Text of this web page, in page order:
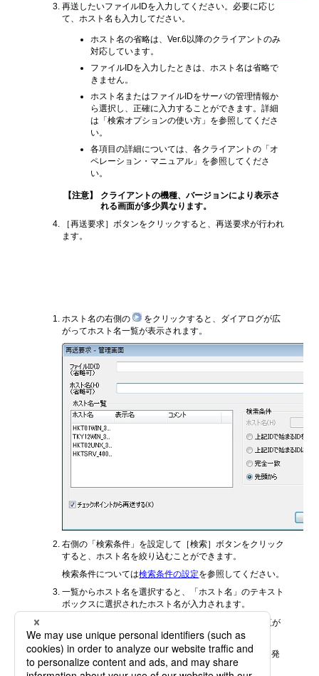
再送したいファイルIDを入力してください。必要に応じ
て、ホスト名も入力してださい。
ホスト名の省略は、Ver.6以降のクライアントのみ
対応しています。
ファイルIDを入力したときは、ホスト名は省略で
きません。
ホスト名またはファイルIDをサーバの管理情報か
ら選択し、正確に入力することができます。詳細
は「検索オプションの使い方」を参照してくださ
い。
各項目の詳細については、各クライアントの「オ
ペレーション・マニュアル」を参照してくださ
い。
【注意】
クライアントの機種、バージョンにより表示さ
れる画面が多少異なります。
［再送要求］ボタンをクリックすると、再送要求が行われ
ます。
ホスト名の右側の
をクリックすると、ダイアログが広
がってホスト名一覧が表示されます。
右側の「検索条件」を設定して［検索］ボタンをクリック
すると、ホスト名を絞り込むことができます。
検索条件については検索条件の設定を参照してください。
一覧からホスト名を選択すると、「ホスト名」のテキスト
ボックスに選択されたホスト名が入力されます。
をクリックすると、ホスト名一覧が
隠れます。
【備考】
ホスト名一覧を表示したままでも再送要求を発
行できます。